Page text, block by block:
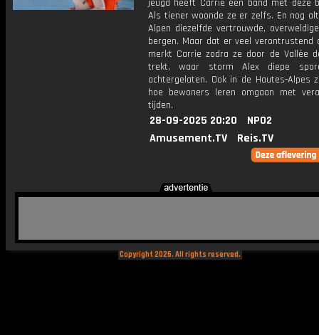
jeugd heeft Carrie een band met deze
Als tiener woonde ze er zelfs. En nog
Alpen diezelfde vertrouwde,
bergen. Maar dat er veel verontrustend
merkt Carrie zodra ze door de Vallée
trekt, waar storm Alex diepe
achtergelaten. Ook in de Hautes-Alpes
hoe bewoners leren omgaan met
tijden.
28-09-2025 20:20
NPO2
Amusement.TV
Reis.TV
Copyright 2026. All rights reserved.